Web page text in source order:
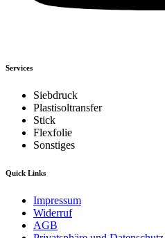
Services
Siebdruck
Plastisoltransfer
Stick
Flexfolie
Sonstiges
Quick Links
Impressum
Widerruf
AGB